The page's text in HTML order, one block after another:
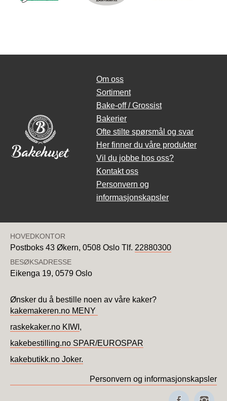
Om oss
Sortiment
Bake-off / Grossist
Bakerier
Ofte stilte spørsmål og svar
Her finner du våre produkter
Vil du jobbe hos oss?
Kontakt oss
Personvern og
informasjonskapsler
HOVEDKONTOR
Postboks 43 Økern, 0508 Oslo Tlf. 22880300
BESØKSADRESSE
Eikenga 19, 0579 Oslo
Ønsker du å bestille noen av våre kaker?
kakemakeren.no MENY
raskekaker.no KIWI ,
kakebestilling.no SPAR/EUROSPAR
kakebutikk.no Joker.
Personvern og informasjonskapsler